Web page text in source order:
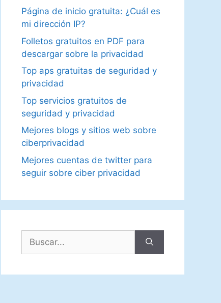
Página de inicio gratuita: ¿Cuál es
mi dirección IP?
Folletos gratuitos en PDF para
descargar sobre la privacidad
Top aps gratuitas de seguridad y
privacidad
Top servicios gratuitos de
seguridad y privacidad
Mejores blogs y sitios web sobre
ciberprivacidad
Mejores cuentas de twitter para
seguir sobre ciber privacidad